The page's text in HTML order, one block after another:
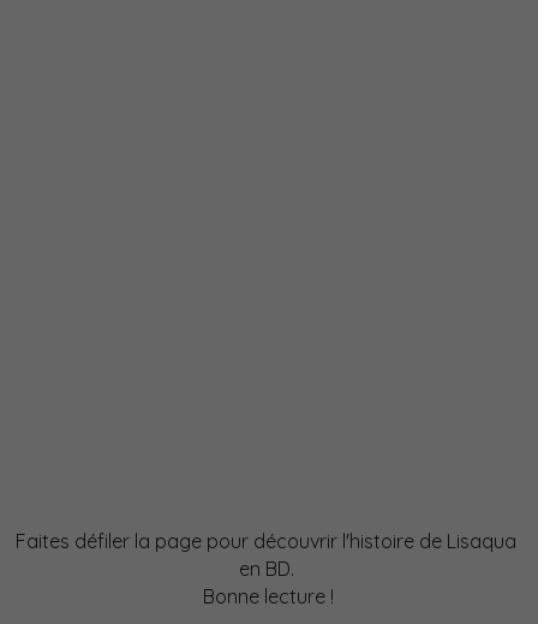
Faites défiler la page pour découvrir l'histoire de Lisaqua
en BD.
Bonne lecture !